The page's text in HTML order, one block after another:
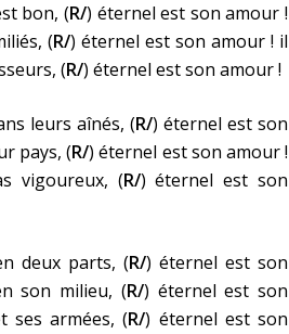
bon, (R/) éternel est son amour !
(R/) éternel est son amour ! il
(R/) éternel est son amour !
leurs aînés, (R/) éternel est son
pays, (R/) éternel est son amour !
vigoureux, (R/) éternel est son
deux parts, (R/) éternel est son
son milieu, (R/) éternel est son
ses armées, (R/) éternel est son